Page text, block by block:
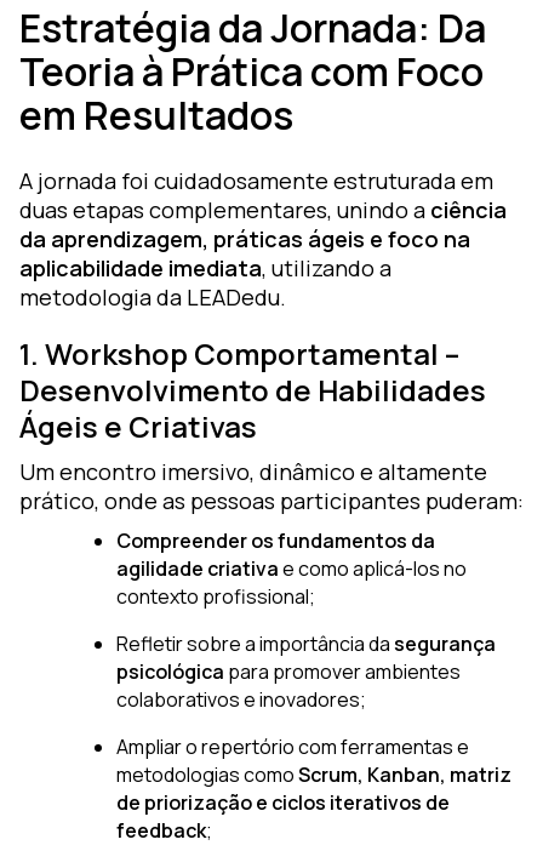
Estratégia da Jornada: Da
Teoria à Prática com Foco
em Resultados
A jornada foi cuidadosamente estruturada em
duas etapas complementares, unindo a ciência
da aprendizagem, práticas ágeis e foco na
aplicabilidade imediata, utilizando a
metodologia da LEADedu.
1. Workshop Comportamental –
Desenvolvimento de Habilidades
Ágeis e Criativas
Um encontro imersivo, dinâmico e altamente
prático, onde as pessoas participantes puderam:
Compreender os fundamentos da
agilidade criativae como aplicá-los no
contexto profissional;
Refletir sobre a importância dasegurança
psicológica para promover ambientes
colaborativos e inovadores;
Ampliar o repertório com ferramentas e
metodologias comoScrum, Kanban, matriz
de priorização e ciclos iterativos de
feedback;